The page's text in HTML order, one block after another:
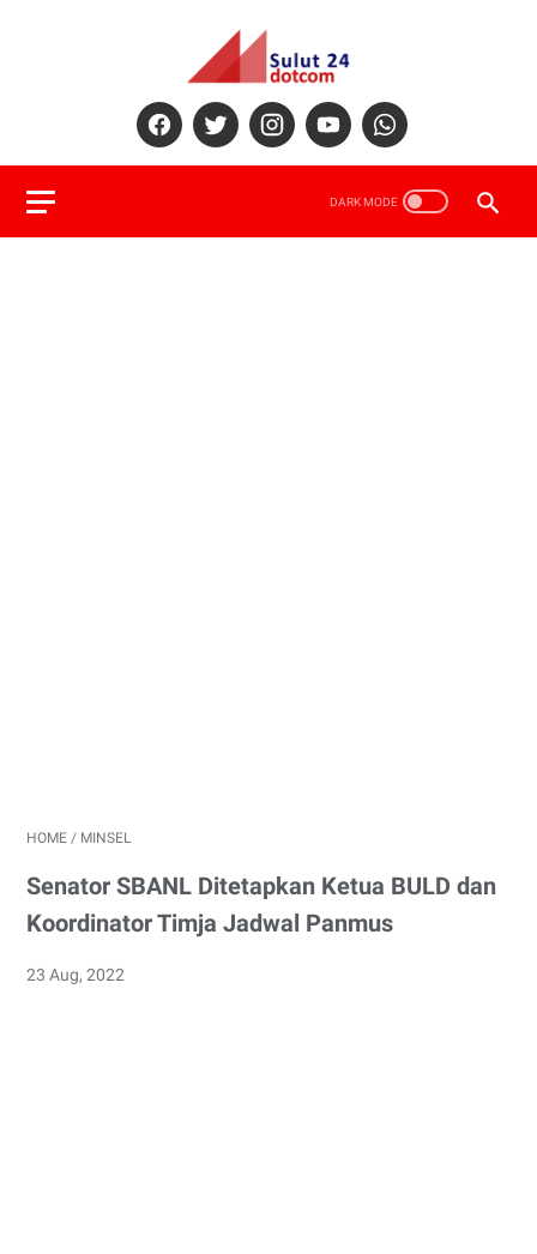
HOME / MINSEL
Senator SBANL Ditetapkan Ketua BULD dan
Koordinator Timja Jadwal Panmus
23 Aug, 2022